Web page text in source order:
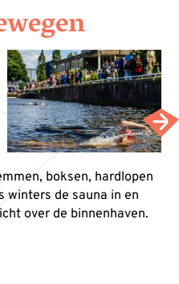
boksen, hardlopen
winters de sauna in en
over de binnenhaven.